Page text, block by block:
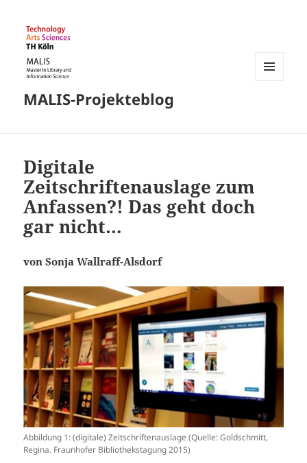
MALIS-Projekteblog
Digitale
Zeitschriftenauslage zum
Anfassen?! Das geht doch
gar nicht…
von Sonja Wallraff-Alsdorf
Abbildung 1: (digitale) Zeitschriftenauslage (Quelle: Goldschmitt,
Regina. Fraunhofer Bibliothekstagung 2015)